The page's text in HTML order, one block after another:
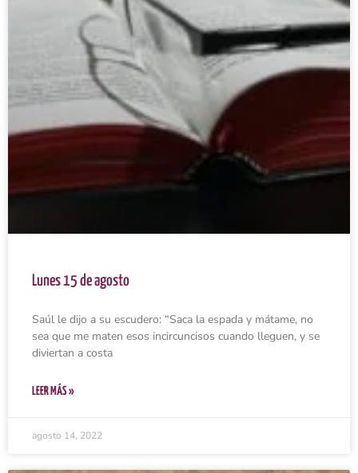
Lunes 15 de agosto
Saúl le dijo a su escudero: “Saca la espada y mátame, no
sea que me maten esos incircuncisos cuando lleguen, y se
diviertan a costa
LEER MÁS »
agosto 14, 2022